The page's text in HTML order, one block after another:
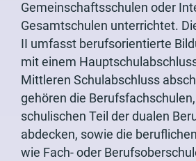
Gemeinschaftsschulen oder
Gesamtschulen unterrichtet.
II umfasst berufsorientierte
mit einem
Mittleren Schulabschluss
gehören die
schulischen Teil der dualen
abdecken, sowie die
wie Fach- oder